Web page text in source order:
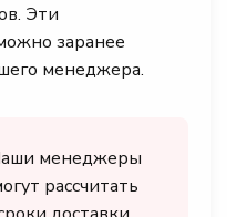
Эти
заранее
менеджера.
менеджеры
рассчитать